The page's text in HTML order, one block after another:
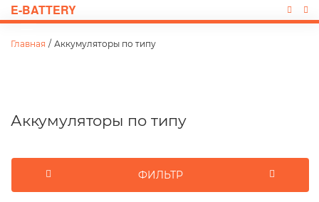
E-BATTERY
Главная / Аккумуляторы по типу
Аккумуляторы по типу
ФИЛЬТР